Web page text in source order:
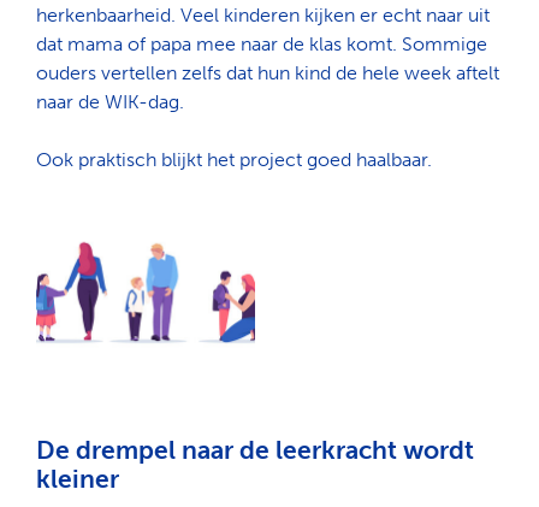
herkenbaarheid. Veel kinderen kijken er echt naar uit
dat mama of papa mee naar de klas komt. Sommige
ouders vertellen zelfs dat hun kind de hele week aftelt
naar de WIK-dag.
Ook praktisch blijkt het project goed haalbaar.
De drempel naar de leerkracht wordt
kleiner